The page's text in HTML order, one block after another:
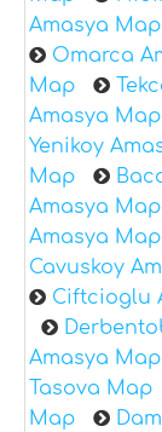
Amasya Map
Omarca
Map
Amasya Map
Yenikoy
Map
Amasya Map
Amasya Map
Cavuskoy
Ciftcioglu
Amasya Map
Tasova Map
Map